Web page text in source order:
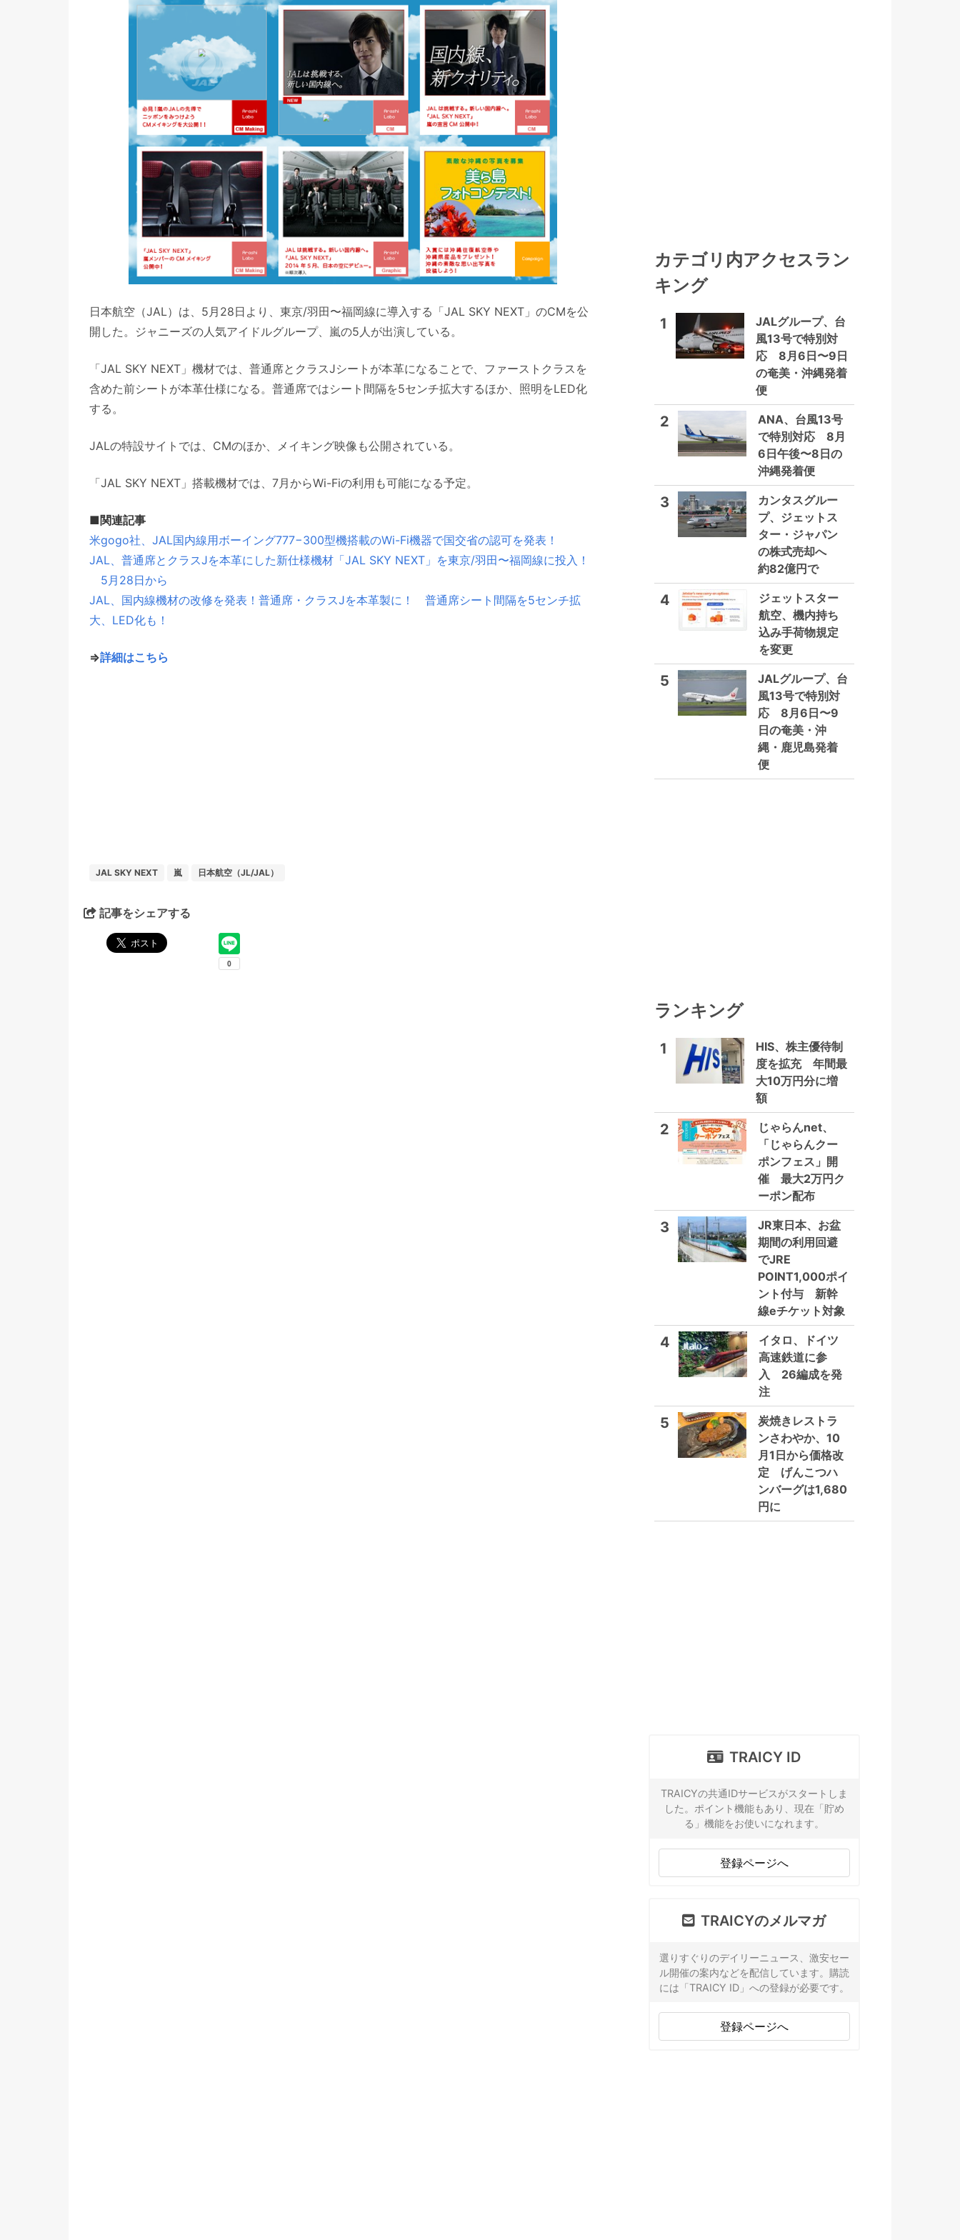
日本航空（JAL）は、5月28日より、東京/羽田〜福岡線に導入する「JAL SKY NEXT」のCMを公
開した。ジャニーズの人気アイドルグループ、嵐の5人が出演している。
「JAL SKY NEXT」機材では、普通席とクラスJシートが本革になることで、ファーストクラスを
含めた前シートが本革仕様になる。普通席ではシート間隔を5センチ拡大するほか、照明をLED化
する。
JALの特設サイトでは、CMのほか、メイキング映像も公開されている。
「JAL SKY NEXT」搭載機材では、7月からWi-Fiの利用も可能になる予定。
■関連記事
米gogo社、JAL国内線用ボーイング777−300型機搭載のWi-Fi機器で国交省の認可を発表！
JAL、普通席とクラスJを本革にした新仕様機材「JAL SKY NEXT」を東京/羽田〜福岡線に投入！
5月28日から
JAL、国内線機材の改修を発表！普通席・クラスJを本革製に！ 普通席シート間隔を5センチ拡
大、LED化も！
⇒詳細はこちら
JAL SKY NEXT 嵐 日本航空（JL/JAL）
記事をシェアする
カテゴリ内アクセスラン
キング
1
JALグループ、台
風13号で特別対
応 8月6日〜9日
の奄美・沖縄発着
便
2
ANA、台風13号
で特別対応 8月
6日午後〜8日の
沖縄発着便
3
カンタスグルー
プ、ジェットス
ター・ジャパン
の株式売却へ
約82億円で
4
ジェットスター
航空、機内持ち
込み手荷物規定
を変更
5
JALグループ、台
風13号で特別対
応 8月6日〜9
日の奄美・沖
縄・鹿児島発着
便
ランキング
1
HIS、株主優待制
度を拡充 年間最
大10万円分に増
額
2
じゃらんnet、
「じゃらんクー
ポンフェス」開
催 最大2万円ク
ーポン配布
3
JR東日本、お盆
期間の利用回避
でJRE
POINT1,000ポイ
ント付与 新幹
線eチケット対象
4
イタロ、ドイツ
高速鉄道に参
入 26編成を発
注
5
炭焼きレストラ
ンさわやか、10
月1日から価格改
定 げんこつハ
ンバーグは1,680
円に
TRAICY ID
TRAICYの共通IDサービスがスタートしま
した。ポイント機能もあり、現在「貯め
る」機能をお使いになれます。
登録ページへ
TRAICYのメルマガ
選りすぐりのデイリーニュース、激安セー
ル開催の案内などを配信しています。購読
には「TRAICY ID」への登録が必要です。
登録ページへ